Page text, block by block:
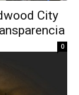
City
0